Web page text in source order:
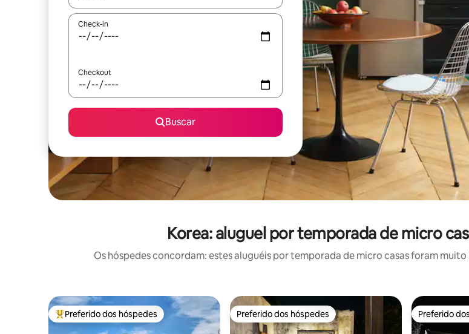
Check-in
Checkout
Buscar
Korea: aluguel por temporada de micro
Os hóspedes concordam: estes aluguéis por temporada de micro casas foram
Entre os melhores preferidos dos hóspedes
Preferido dos hóspedes Preferido dos hóspedes
Preferido dos hóspedes Preferido
Preferido